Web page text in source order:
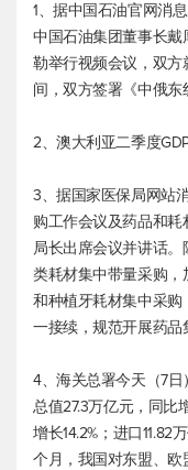
1、据中国石油官网消
中国石油集团董事长
勒举行视频会议，双
间，双方签署《中俄
2、澳大利亚二季度
3、据国家医保局网站
购工作会议及药品和
局长出席会议并讲话
类耗材集中带量采购
和种植牙耗材集中采
一接续，规范开展药品
4、海关总署今天（7
总值27.3万亿元，同比
增长14.2%；进口11.82
个月，我国对东盟、